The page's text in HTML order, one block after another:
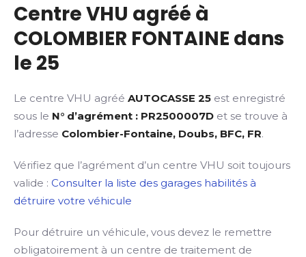
Centre VHU agréé à
COLOMBIER FONTAINE dans
le 25
Le centre VHU agréé AUTOCASSE 25 est enregistré
sous le N° d’agrément : PR2500007D et se trouve à
l’adresse Colombier-Fontaine, Doubs, BFC, FR.
Vérifiez que l’agrément d’un centre VHU soit toujours
valide : Consulter la liste des garages habilités à
détruire votre véhicule
Pour détruire un véhicule, vous devez le remettre
obligatoirement à un centre de traitement de